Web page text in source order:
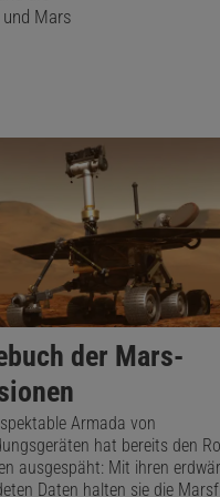
einen
Er
der
Hoch-
werden
auch
Mars
der Mars-
Armada von
hat bereits den
ausgespäht: Mit ihren
Daten halten sie die